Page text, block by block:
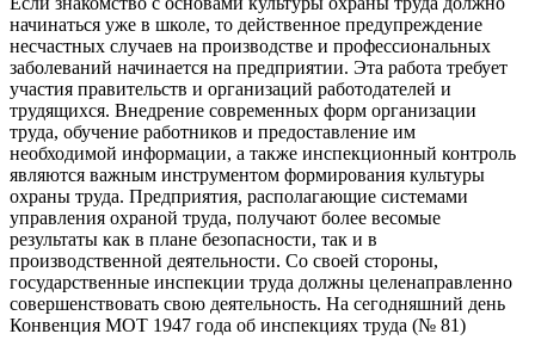
начинаться уже в школе, то действенное предупреждение
несчастных случаев на производстве и профессиональных
заболеваний начинается на предприятии. Эта работа требует
участия правительств и организаций работодателей и
трудящихся. Внедрение современных форм организации
труда, обучение работников и предоставление им
необходимой информации, а также инспекционный контроль
являются важным инструментом формирования культуры
охраны труда. Предприятия, располагающие системами
управления охраной труда, получают более весомые
результаты как в плане безопасности, так и в
производственной деятельности. Со своей стороны,
государственные инспекции труда должны целенаправленно
совершенствовать свою деятельность. На сегодняшний день
Конвенция МОТ 1947 года об инспекциях труда (№ 81)